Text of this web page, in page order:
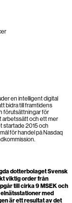
en intelligent digital
bidra till framtidens
förutsättningar för
arbetssätt och ett mer
startade 2015 och
för handel på Nasdaq
dotterbolaget Svensk
viktig order från
till cirka 9 MSEK och
med
är ett resultat av det